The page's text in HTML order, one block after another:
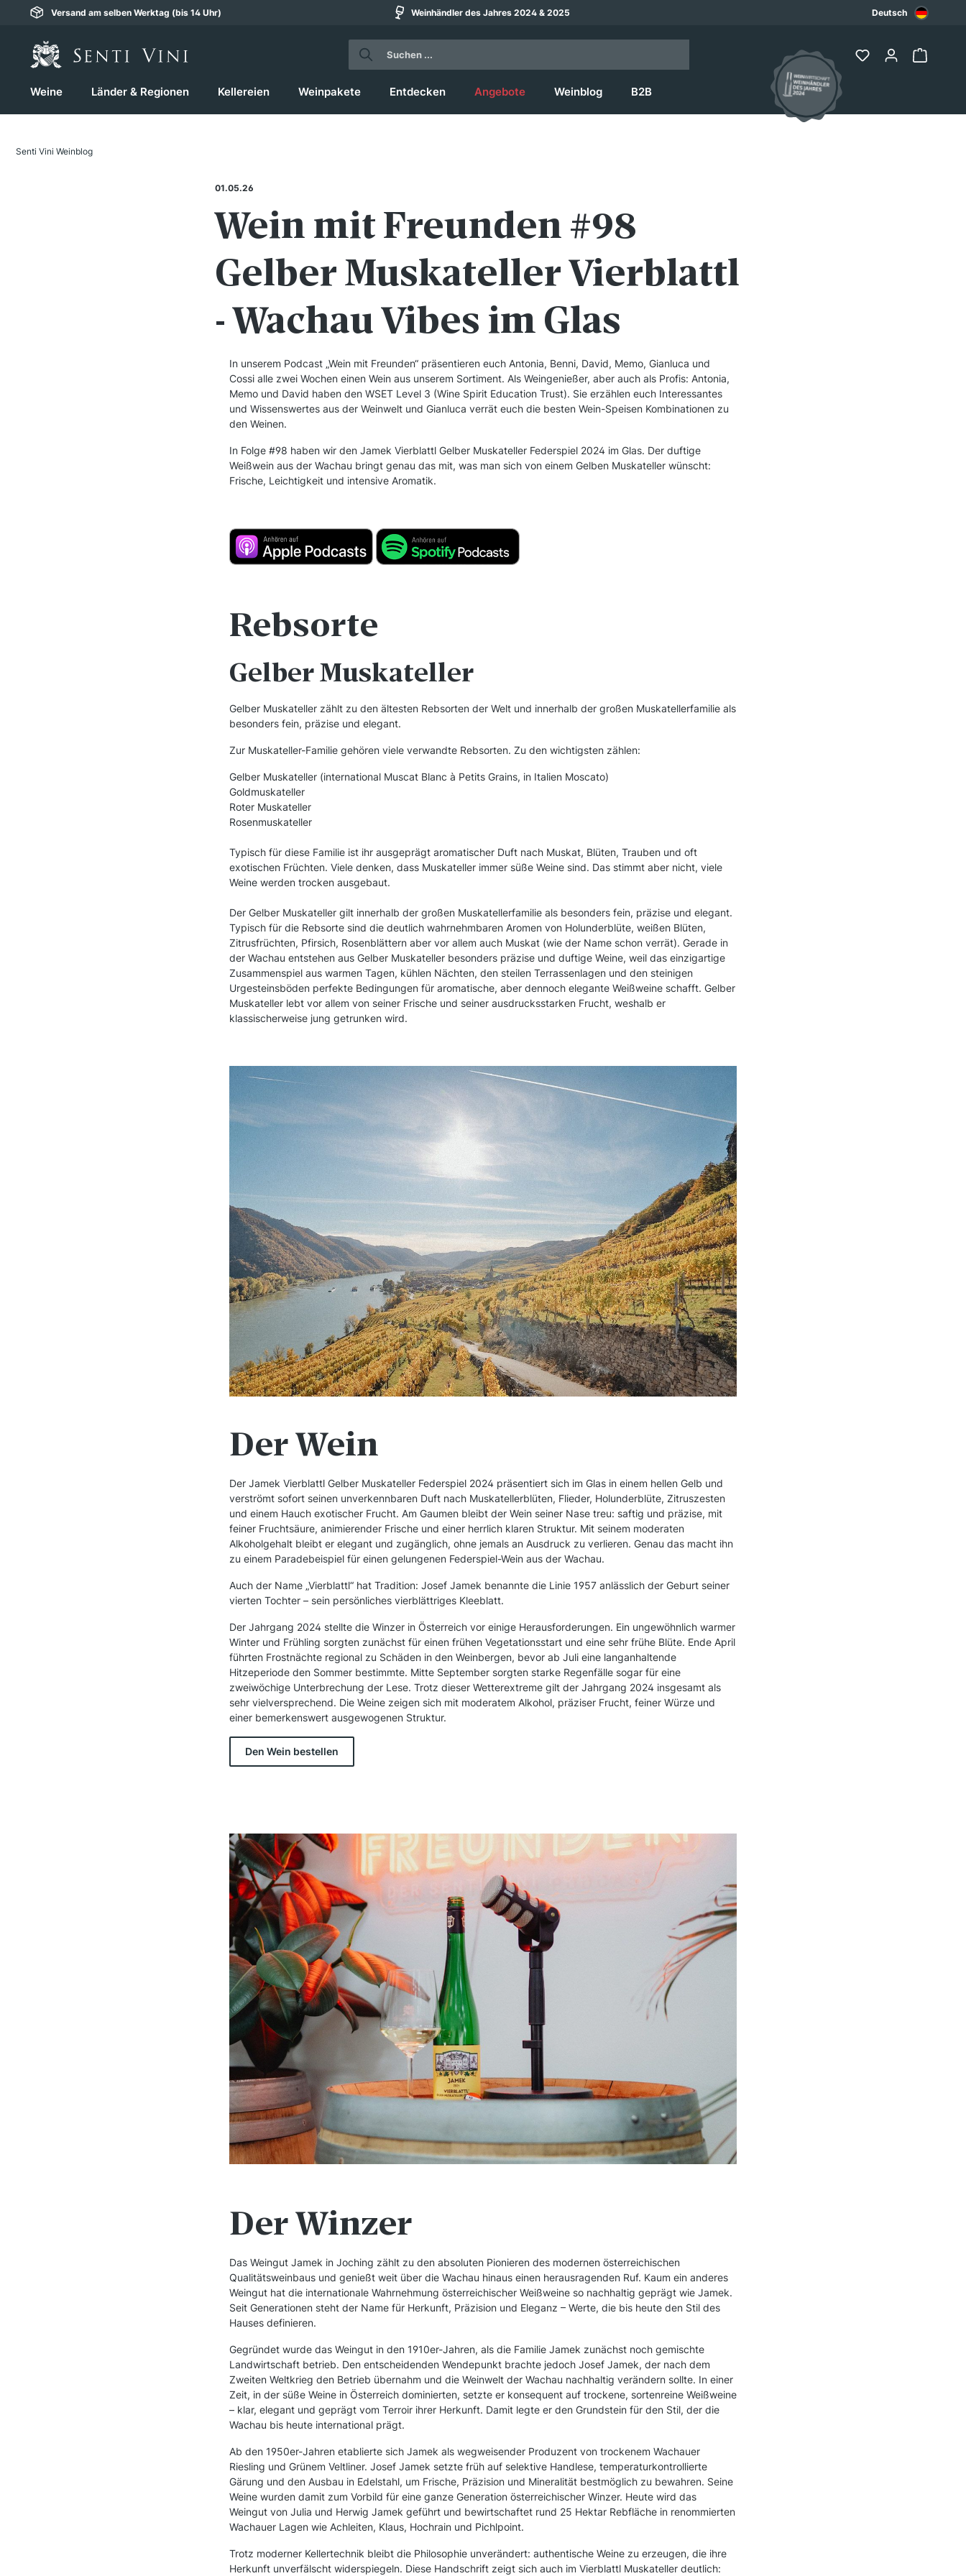
Zur Hauptnavigation springen
Versand am selben Werktag (bis 14 Uhr) Weinhändler des Jahres 2024 & 2025 Deutsch
Weine Länder & Regionen Kellereien Weinpakete Entdecken Angebote Weinblog B2B
Senti Vini Weinblog
01.05.26
Wein mit Freunden #98
Gelber Muskateller Vierblattl
- Wachau Vibes im Glas
In unserem Podcast „Wein mit Freunden“ präsentieren euch Antonia, Benni, David, Memo, Gianluca und
Cossi alle zwei Wochen einen Wein aus unserem Sortiment. Als Weingenießer, aber auch als Profis: Antonia,
Memo und David haben den WSET Level 3 (Wine Spirit Education Trust). Sie erzählen euch Interessantes
und Wissenswertes aus der Weinwelt und Gianluca verrät euch die besten Wein-Speisen Kombinationen zu
den Weinen.
In Folge #98 haben wir den Jamek Vierblattl Gelber Muskateller Federspiel 2024 im Glas. Der duftige
Weißwein aus der Wachau bringt genau das mit, was man sich von einem Gelben Muskateller wünscht:
Frische, Leichtigkeit und intensive Aromatik.
Rebsorte
Gelber Muskateller
Gelber Muskateller zählt zu den ältesten Rebsorten der Welt und innerhalb der großen Muskatellerfamilie als
besonders fein, präzise und elegant.
Zur Muskateller-Familie gehören viele verwandte Rebsorten. Zu den wichtigsten zählen:
Gelber Muskateller (international Muscat Blanc à Petits Grains, in Italien Moscato)
Goldmuskateller
Roter Muskateller
Rosenmuskateller
Typisch für diese Familie ist ihr ausgeprägt aromatischer Duft nach Muskat, Blüten, Trauben und oft
exotischen Früchten. Viele denken, dass Muskateller immer süße Weine sind. Das stimmt aber nicht, viele
Weine werden trocken ausgebaut.
Der Gelber Muskateller gilt innerhalb der großen Muskatellerfamilie als besonders fein, präzise und elegant.
Typisch für die Rebsorte sind die deutlich wahrnehmbaren Aromen von Holunderblüte, weißen Blüten,
Zitrusfrüchten, Pfirsich, Rosenblättern aber vor allem auch Muskat (wie der Name schon verrät). Gerade in
der Wachau entstehen aus Gelber Muskateller besonders präzise und duftige Weine, weil das einzigartige
Zusammenspiel aus warmen Tagen, kühlen Nächten, den steilen Terrassenlagen und den steinigen
Urgesteinsböden perfekte Bedingungen für aromatische, aber dennoch elegante Weißweine schafft. Gelber
Muskateller lebt vor allem von seiner Frische und seiner ausdrucksstarken Frucht, weshalb er
klassischerweise jung getrunken wird.
Der Wein
Der Jamek Vierblattl Gelber Muskateller Federspiel 2024 präsentiert sich im Glas in einem hellen Gelb und
verströmt sofort seinen unverkennbaren Duft nach Muskatellerblüten, Flieder, Holunderblüte, Zitruszesten
und einem Hauch exotischer Frucht. Am Gaumen bleibt der Wein seiner Nase treu: saftig und präzise, mit
feiner Fruchtsäure, animierender Frische und einer herrlich klaren Struktur. Mit seinem moderaten
Alkoholgehalt bleibt er elegant und zugänglich, ohne jemals an Ausdruck zu verlieren. Genau das macht ihn
zu einem Paradebeispiel für einen gelungenen Federspiel-Wein aus der Wachau.
Auch der Name „Vierblattl“ hat Tradition: Josef Jamek benannte die Linie 1957 anlässlich der Geburt seiner
vierten Tochter – sein persönliches vierblättriges Kleeblatt.
Der Jahrgang 2024 stellte die Winzer in Österreich vor einige Herausforderungen. Ein ungewöhnlich warmer
Winter und Frühling sorgten zunächst für einen frühen Vegetationsstart und eine sehr frühe Blüte. Ende April
führten Frostnächte regional zu Schäden in den Weinbergen, bevor ab Juli eine langanhaltende
Hitzeperiode den Sommer bestimmte. Mitte September sorgten starke Regenfälle sogar für eine
zweiwöchige Unterbrechung der Lese. Trotz dieser Wetterextreme gilt der Jahrgang 2024 insgesamt als
sehr vielversprechend. Die Weine zeigen sich mit moderatem Alkohol, präziser Frucht, feiner Würze und
einer bemerkenswert ausgewogenen Struktur.
Den Wein bestellen
Der Winzer
Das Weingut Jamek in Joching zählt zu den absoluten Pionieren des modernen österreichischen
Qualitätsweinbaus und genießt weit über die Wachau hinaus einen herausragenden Ruf. Kaum ein anderes
Weingut hat die internationale Wahrnehmung österreichischer Weißweine so nachhaltig geprägt wie Jamek.
Seit Generationen steht der Name für Herkunft, Präzision und Eleganz – Werte, die bis heute den Stil des
Hauses definieren.
Gegründet wurde das Weingut in den 1910er-Jahren, als die Familie Jamek zunächst noch gemischte
Landwirtschaft betrieb. Den entscheidenden Wendepunkt brachte jedoch Josef Jamek, der nach dem
Zweiten Weltkrieg den Betrieb übernahm und die Weinwelt der Wachau nachhaltig verändern sollte. In einer
Zeit, in der süße Weine in Österreich dominierten, setzte er konsequent auf trockene, sortenreine Weißweine
– klar, elegant und geprägt vom Terroir ihrer Herkunft. Damit legte er den Grundstein für den Stil, der die
Wachau bis heute international prägt.
Ab den 1950er-Jahren etablierte sich Jamek als wegweisender Produzent von trockenem Wachauer
Riesling und Grünem Veltliner. Josef Jamek setzte früh auf selektive Handlese, temperaturkontrollierte
Gärung und den Ausbau in Edelstahl, um Frische, Präzision und Mineralität bestmöglich zu bewahren. Seine
Weine wurden damit zum Vorbild für eine ganze Generation österreichischer Winzer. Heute wird das
Weingut von Julia und Herwig Jamek geführt und bewirtschaftet rund 25 Hektar Rebfläche in renommierten
Wachauer Lagen wie Achleiten, Klaus, Hochrain und Pichlpoint.
Trotz moderner Kellertechnik bleibt die Philosophie unverändert: authentische Weine zu erzeugen, die ihre
Herkunft unverfälscht widerspiegeln. Diese Handschrift zeigt sich auch im Vierblattl Muskateller deutlich: